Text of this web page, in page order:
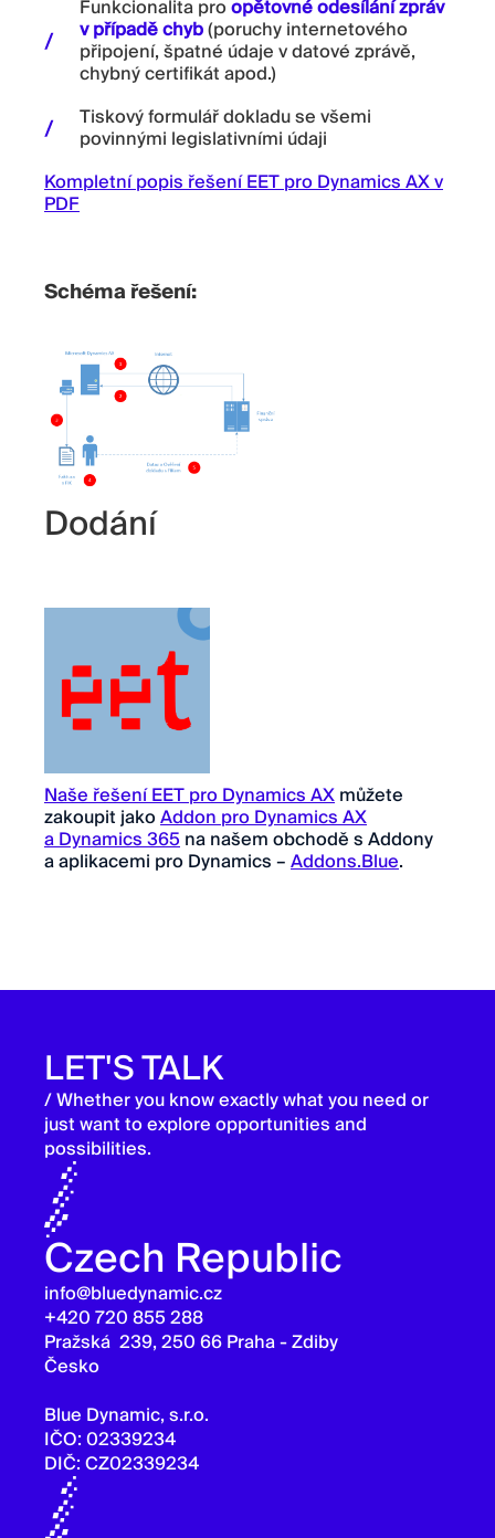
Funkcionalita proopětovné odesílání zpráv
v případě chyb(poruchy internetového
připojení, špatné údaje v datové zprávě,
chybný certifikát apod.)
Tiskový formulář dokladu se všemi
povinnými legislativními údaji
Kompletní popis řešení EET pro Dynamics AX v
PDF
Schéma řešení:
Dodání
Naše řešení EET pro Dynamics AXmůžete
zakoupit jakoAddon pro Dynamics AX
a Dynamics 365na našem obchodě s Addony
a aplikacemi pro Dynamics –Addons.Blue.
LET'S TALK
/ Whether you know exactly what you need or
just want to explore opportunities and
possibilities.
Czech Republic
info@bluedynamic.cz
+420 720 855 288
Pražská 239, 250 66 Praha - Zdiby
Česko
Blue Dynamic, s.r.o.
IČO: 02339234
DIČ: CZ02339234